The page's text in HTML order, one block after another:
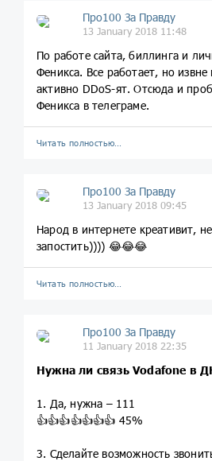
Про100 За Правду
13 January 2018 11:48
По работе сайта, биллинга и
Феникса. Все работает, но извне
активно DDoS-ят. Отсюда и
Феникса в телеграме.
Читать полностью…
Про100 За Правду
13 January 2018 09:45
Народ в интернете креативит,
запостить)))) 😂😂😂
Читать полностью…
Про100 За Правду
11 January 2018 22:35
Нужна ли связь Vodafone в
1. Да, нужна – 111
👍👍👍👍👍👍👍 45%
3. Сделайте возможность